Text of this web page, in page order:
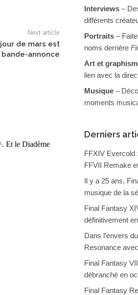
Next article
de mars est
annonce
Interviews–
différents
Portraits–
noms derrière
Art et
lien avec la
Musique–
moments
Derniers
FFXIV Evercold
FFVII Remake
Il y a 25 ans,
musique de la
Final Fantasy
définitivement
Dans l’envers
Resonance
Final Fantasy
débranché en
Final Fantasy